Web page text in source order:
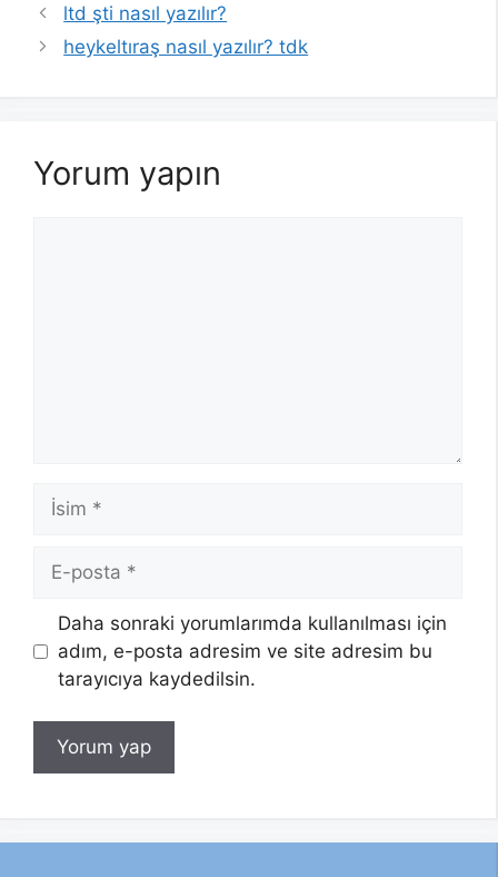
ltd şti nasıl yazılır?
heykeltıraş nasıl yazılır? tdk
Yorum yapın
İsim
posta
Daha sonraki yorumlarımda kullanılması için
adım, e-posta adresim ve site adresim bu
tarayıcıya kaydedilsin.